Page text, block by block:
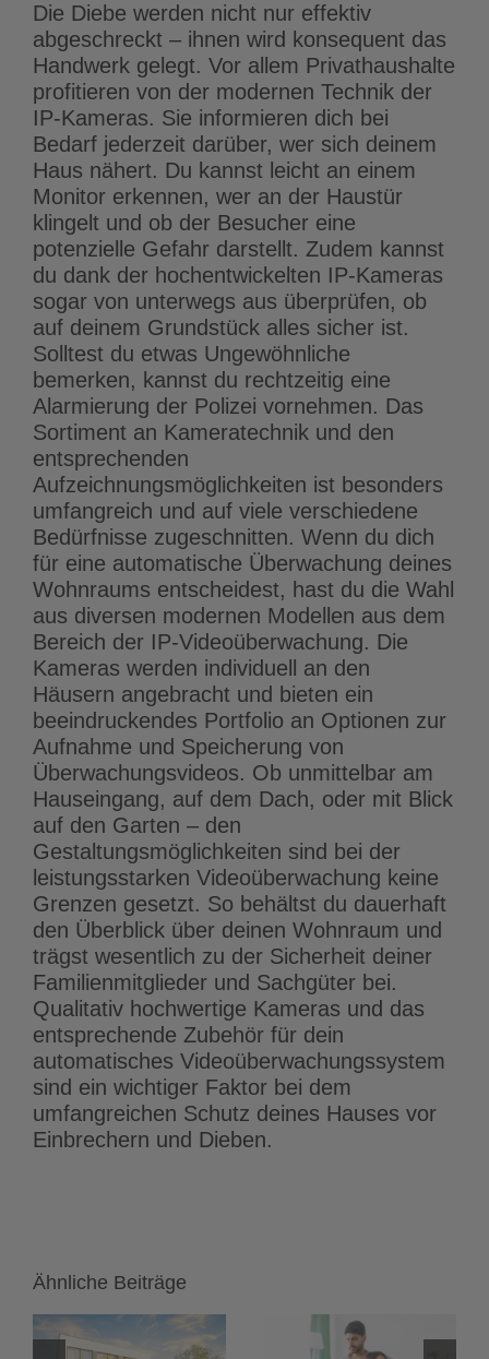
Die Diebe werden nicht nur effektiv
abgeschreckt – ihnen wird konsequent das
Handwerk gelegt. Vor allem Privathaushalte
profitieren von der modernen Technik der
IP-Kameras. Sie informieren dich bei
Bedarf jederzeit darüber, wer sich deinem
Haus nähert. Du kannst leicht an einem
Monitor erkennen, wer an der Haustür
klingelt und ob der Besucher eine
potenzielle Gefahr darstellt. Zudem kannst
du dank der hochentwickelten IP-Kameras
sogar von unterwegs aus überprüfen, ob
auf deinem Grundstück alles sicher ist.
Solltest du etwas Ungewöhnliche
bemerken, kannst du rechtzeitig eine
Alarmierung der Polizei vornehmen. Das
Sortiment an Kameratechnik und den
entsprechenden
Aufzeichnungsmöglichkeiten ist besonders
umfangreich und auf viele verschiedene
Bedürfnisse zugeschnitten. Wenn du dich
für eine automatische Überwachung deines
Wohnraums entscheidest, hast du die Wahl
aus diversen modernen Modellen aus dem
Bereich der IP-Videoüberwachung. Die
Kameras werden individuell an den
Häusern angebracht und bieten ein
beeindruckendes Portfolio an Optionen zur
Aufnahme und Speicherung von
Überwachungsvideos. Ob unmittelbar am
Hauseingang, auf dem Dach, oder mit Blick
auf den Garten – den
Gestaltungsmöglichkeiten sind bei der
leistungsstarken Videoüberwachung keine
Grenzen gesetzt. So behältst du dauerhaft
den Überblick über deinen Wohnraum und
trägst wesentlich zu der Sicherheit deiner
Familienmitglieder und Sachgüter bei.
Qualitativ hochwertige Kameras und das
entsprechende Zubehör für dein
automatisches Videoüberwachungssystem
sind ein wichtiger Faktor bei dem
umfangreichen Schutz deines Hauses vor
Einbrechern und Dieben.
Ähnliche Beiträge
Heimnetzwerk
einrichten:
und LED-